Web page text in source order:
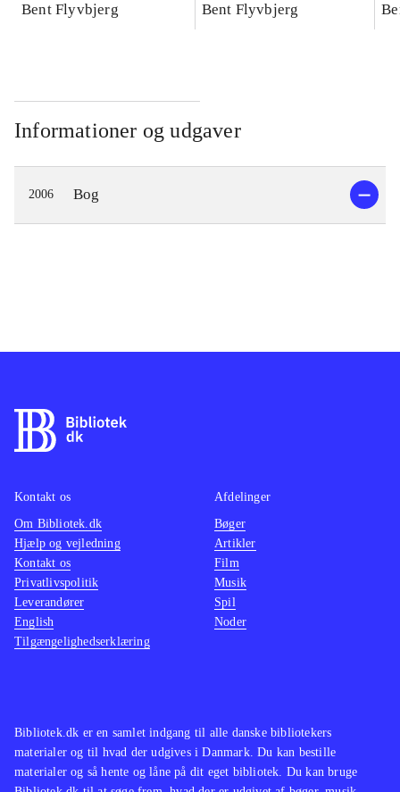
konkretes videnskab
Bent Flyvbjerg
konkretes videnskab
Bent Flyvbjerg
Informationer og udgaver
2006 Bog
Bibliotek.dk er en samlet indgang til alle danske bibliotekers
materialer og til hvad der udgives i Danmark. Du kan bestille
materialer og så hente og låne på dit eget bibliotek. Du kan bruge
Kontakt os
Om Bibliotek.dk
Hjælp og vejledning
Kontakt os
Privatlivspolitik
Leverandører
English
Tilgængelighedserklæring
Afdelinger
Bøger
Artikler
Film
Musik
Spil
Noder